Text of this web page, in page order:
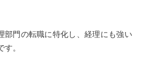
部門の転職に特化し、経理にも強い
。